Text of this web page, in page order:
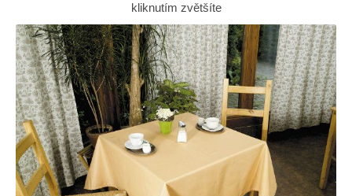
kliknutím zvětšíte